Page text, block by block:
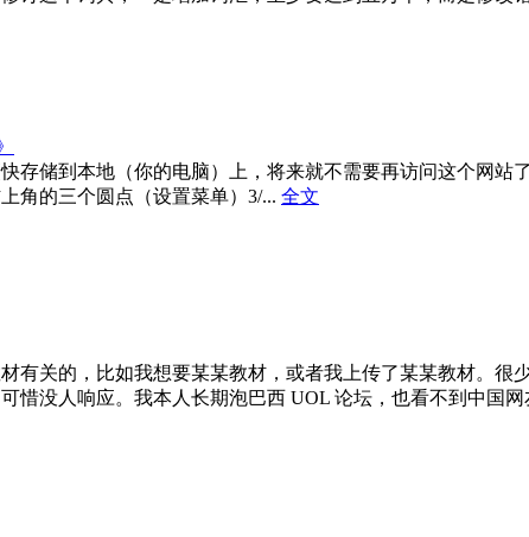
存储到本地（你的电脑）上，将来就不需要再访问这个网站
角的三个圆点（设置菜单）3/... 全文
有关的，比如我想要某某教材，或者我上传了某某教材。
惜没人响应。我本人长期泡巴西 UOL 论坛，也看不到中国